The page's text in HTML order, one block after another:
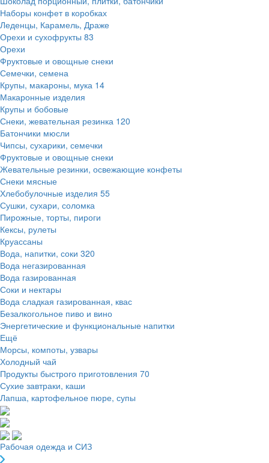
Наборы конфет в коробках
Леденцы, Карамель, Драже
Орехи и сухофрукты 83
Орехи
Фруктовые и овощные снеки
Семечки, семена
Крупы, макароны, мука 14
Макаронные изделия
Крупы и бобовые
Снеки, жевательная резинка 120
Батончики мюсли
Чипсы, сухарики, семечки
Фруктовые и овощные снеки
Жевательные резинки, освежающие конфеты
Снеки мясные
Хлебобулочные изделия 55
Сушки, сухари, соломка
Пирожные, торты, пироги
Кексы, рулеты
Круассаны
Вода, напитки, соки 320
Вода негазированная
Вода газированная
Соки и нектары
Вода сладкая газированная, квас
Безалкогольное пиво и вино
Энергетические и функциональные напитки
Ещё
Морсы, компоты, узвары
Холодный чай
Продукты быстрого приготовления 70
Сухие завтраки, каши
Лапша, картофельное пюре, супы
Рабочая одежда и СИЗ